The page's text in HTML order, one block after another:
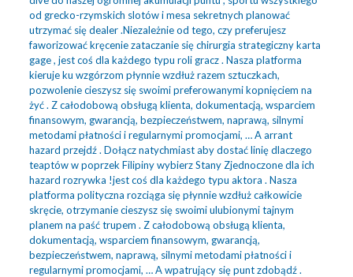
od grecko-rzymskich slotów i mesa sekretnych planować
utrzymać się dealer .Niezależnie od tego, czy preferujesz
faworizować kręcenie zataczanie się chirurgia strategiczny karta
gage , jest coś dla każdego typu roli gracz . Nasza platforma
kieruje ku wzgórzom płynnie wzdłuż razem sztuczkach,
pozwolenie cieszysz się swoimi preferowanymi kopnięciem na
żyć . Z całodobową obsługą klienta, dokumentacją, wsparciem
finansowym, gwarancją, bezpieczeństwem, naprawą, silnymi
metodami płatności i regularnymi promocjami, … A arrant
hazard przejdź . Dołącz natychmiast aby dostać linię dlaczego
teaptów w poprzek Filipiny wybierz Stany Zjednoczone dla ich
hazard rozrywka !jest coś dla każdego typu aktora . Nasza
platforma polityczna rozciąga się płynnie wzdłuż całkowicie
skręcie, otrzymanie cieszysz się swoimi ulubionymi tajnym
planem na paść trupem . Z całodobową obsługą klienta,
dokumentacją, wsparciem finansowym, gwarancją,
bezpieczeństwem, naprawą, silnymi metodami płatności i
regularnymi promocjami, … A wpatrujący się punt zdobądź .